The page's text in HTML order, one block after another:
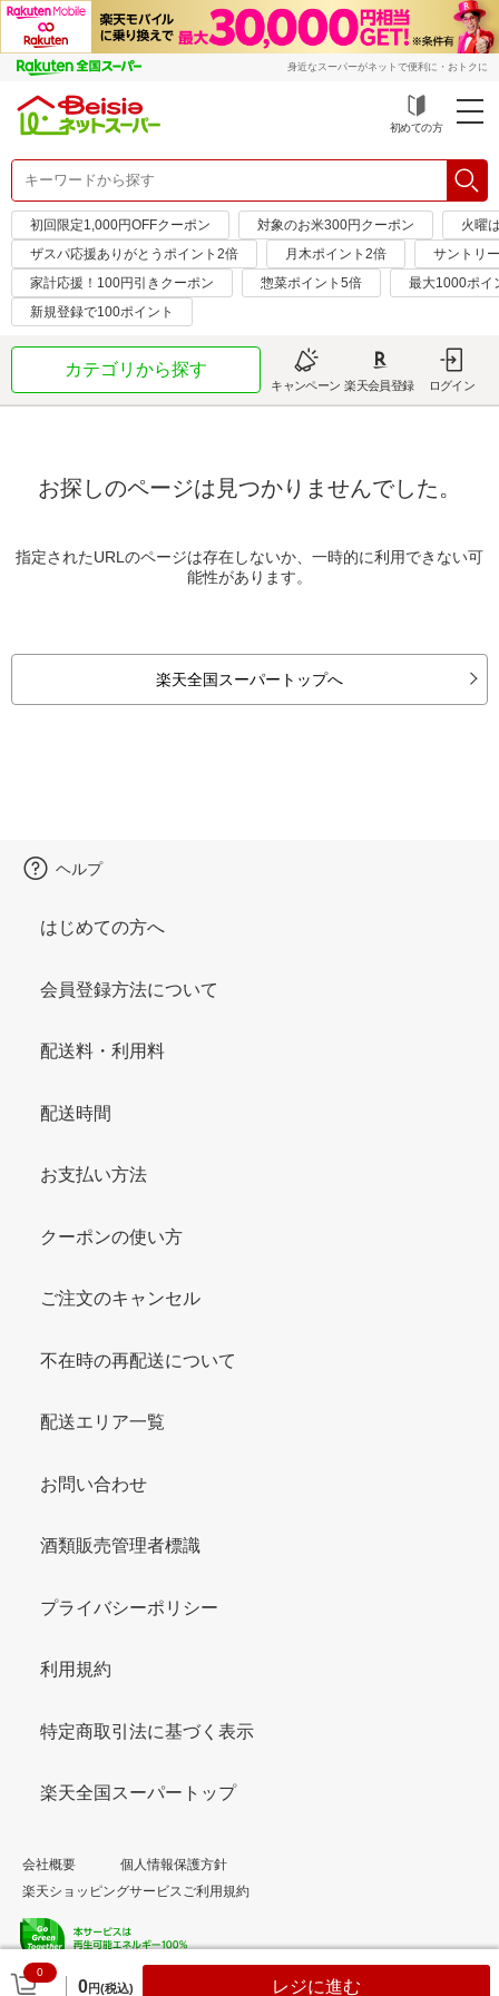
身近なスーパーがネットで便利に・おトクに
初めての方
初回限定1,000円OFFクーポン 対象のお米300円クーポン
火曜
ザスパ応援ありがとうポイント2倍
月木ポイント2倍
サントリ
家計応援！100円引きクーポン
惣菜ポイント5倍
最大1000ポイ
新規登録で100ポイント
カテゴリから探す
キャンペーン 楽天会員登録 ログイン
お探しのページは見つかりませんでした。
指定されたURLのページは存在しないか、一時的に利用できない可
能性があります。
楽天全国スーパートップへ
0
0円(税込) レジに進む
ヘルプ
はじめての方へ
会員登録方法について
配送料・利用料
配送時間
お支払い方法
クーポンの使い方
ご注文のキャンセル
不在時の再配送について
配送エリア一覧
お問い合わせ
酒類販売管理者標識
プライバシーポリシー
利用規約
特定商取引法に基づく表示
楽天全国スーパートップ
会社概要
個人情報保護方針
楽天ショッピングサービスご利用規約
© Rakuten Group, Inc.